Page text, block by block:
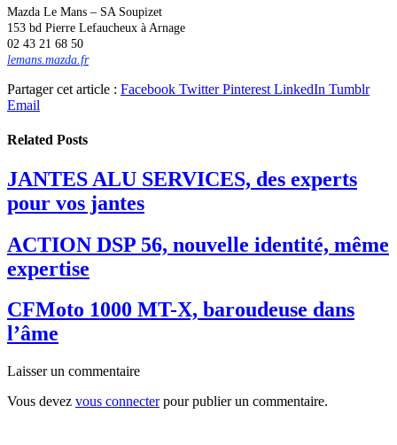
Mazda Le Mans – SA Soupizet
153 bd Pierre Lefaucheux à Arnage
02 43 21 68 50
lemans.mazda.fr
Partager cet article : Facebook Twitter Pinterest LinkedIn Tumblr
Email
Related Posts
JANTES ALU SERVICES, des experts
pour vos jantes
ACTION DSP 56, nouvelle identité, même
expertise
CFMoto 1000 MT-X, baroudeuse dans
l’âme
Laisser un commentaire
Vous devez vous connecterpour publier un commentaire.